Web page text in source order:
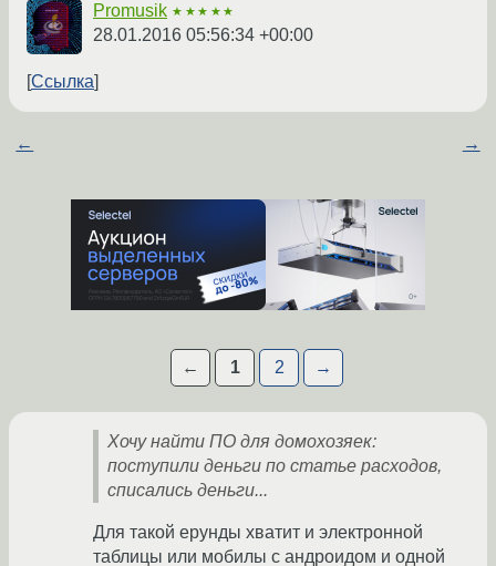
Promusik ★★★★★
28.01.2016 05:56:34 +00:00
Ссылка
← →
← 1 2 →
Хочу найти ПО для домохозяек:
поступили деньги по статье расходов,
списались деньги...
Для такой ерунды хватит и электронной
таблицы или мобилы с андроидом и одной